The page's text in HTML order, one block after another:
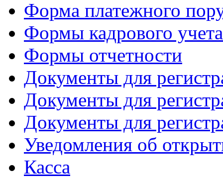
Форма платежного
Формы кадрового учета
Формы отчетности
Документы для
Документы для
Документы для
Уведомления об
Касса